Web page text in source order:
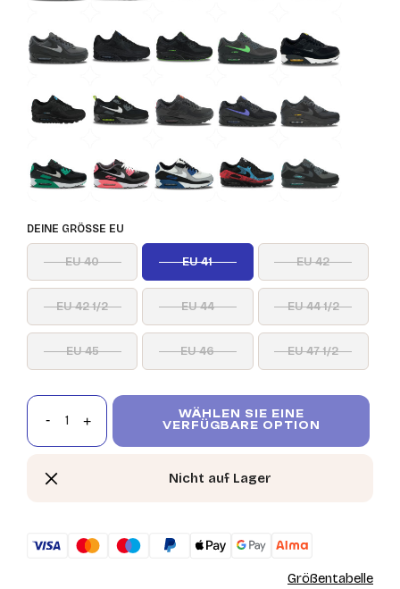
DEINE GRÖSSE EU
EU 40 EU 41 EU 42
EU 42 1/2 EU 44 EU 44 1/2
EU 45 EU 46 EU 47 1/2
WÄHLEN SIE EINE
VERFÜGBARE OPTION
Nicht auf Lager
Größentabelle